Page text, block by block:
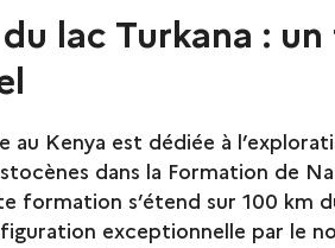
lac Turkana :
au Kenya est dédiée à
dans la Formation de
formation s’étend sur 100 km
exceptionnelle par le